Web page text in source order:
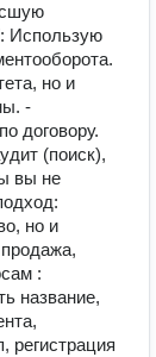
Использую
но и
-
договору.
(поиск),
вы не
но и
:
название,
регистрация